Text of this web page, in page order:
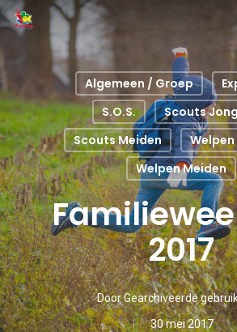
Skip
content
Algemeen / Groep
S.O.S.
Scouts
Scouts Meiden
Welpen Meiden
2017
DoorGearchiveerde
30 mei 2017